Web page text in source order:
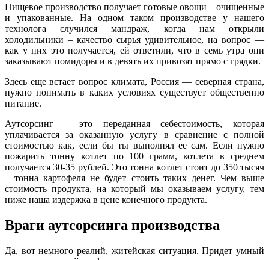
Пищевое производство получает готовые овощи – очищенные
и упакованные. На одном таком производстве у нашего
технолога случился мандраж, когда нам открыли
холодильники – качество сырья удивительное, на вопрос —
как у них это получается, ей ответили, что в семь утра они
заказывают помидоры и в девять их привозят прямо с грядки.
Здесь еще встает вопрос климата, Россия — северная страна,
нужно понимать в каких условиях существует общественно
питание.
Аутсорсинг – это переданная себестоимость, которая
уплачивается за оказанную услугу в сравнение с полной
стоимостью как, если бы ты выполнял ее сам. Если нужно
пожарить тонну котлет по 100 грамм, котлета в среднем
получается 30-35 рублей. Это тонна котлет стоит до 350 тысяч
– тонна картофеля не будет стоить таких денег. Чем выше
стоимость продукта, на который мы оказываем услугу, тем
ниже наша издержка в цене конечного продукта.
Враги аутсорсинга производства
Да, вот немного реалий, житейская ситуация. Придет умный